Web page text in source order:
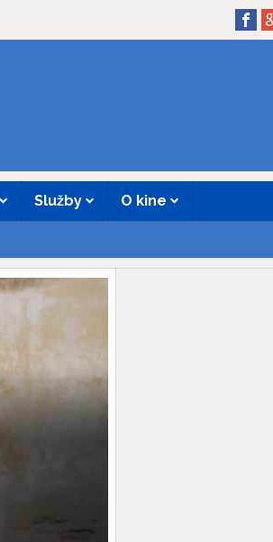
Služby O kine